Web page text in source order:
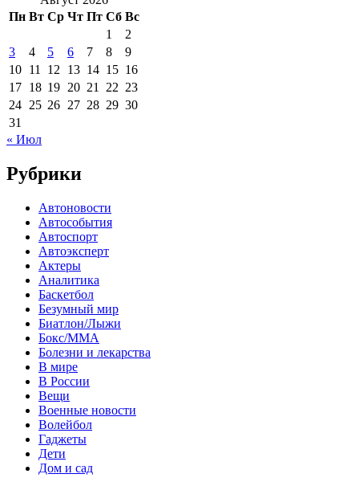
Пн Вт Ср Чт Пт Сб Вс
1
2
3
4 5 6 7 8
9
10 11 12 13 14 15 16
17 18 19 20 21 22 23
24 25 26 27 28 29 30
31
« Июл
Рубрики
Автоновости
Автособытия
Автоспорт
Автоэксперт
Актеры
Аналитика
Баскетбол
Безумный мир
Биатлон/Лыжи
Бокс/MMA
Болезни и лекарства
В мире
В России
Вещи
Военные новости
Волейбол
Гаджеты
Дети
Дом и сад